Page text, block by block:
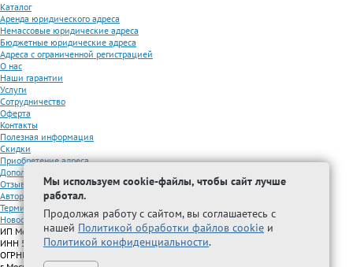
Каталог
Аренда юридического адреса
Немассовые юридические адреса
Бюджетные юридические адреса
Адреса с ограниченной регистрацией
О нас
Наши гарантии
Услуги
Сотрудничество
Оферта
Контакты
Полезная информация
Скидки
Приобретение адреса
Дополнительные услуги
Отзывы
Авторизованные партнеры
Термины
Новости
ИП Межидова А.М.
ИНН 501209692616
ОГРНИП 325508100296005
Мы используем cookie-файлы, чтобы сайт лучше
работал.
Продолжая работу с сайтом, вы соглашаетесь с
нашей Политикой обработки файлов cookie и
Политикой конфиденциальности.